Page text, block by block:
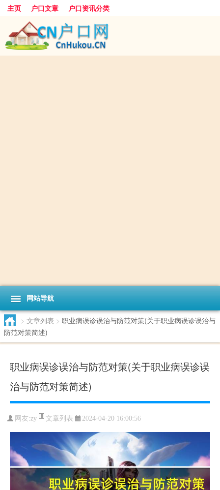
主页 户口文章 户口资讯分类
网站导航
> 文章列表 > 职业病误诊误治与防范对策(关于职业病误诊误治与
防范对策简述)
职业病误诊误治与防范对策(关于职业病误诊误
治与防范对策简述)
网友:zy 文章列表 2024-04-20 16:00:56